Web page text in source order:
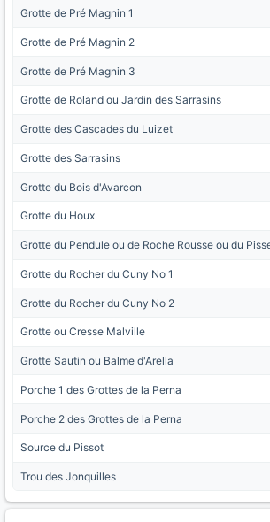
Grotte de Pré Magnin 1
Grotte de Pré Magnin 2
Grotte de Pré Magnin 3
Grotte de Roland ou Jardin des Sarrasins
Grotte des Cascades du Luizet
Grotte des Sarrasins
Grotte du Bois d'Avarcon
Grotte du Houx
Grotte du Pendule ou de Roche Rousse ou du
Grotte du Rocher du Cuny No 1
Grotte du Rocher du Cuny No 2
Grotte ou Cresse Malville
Grotte Sautin ou Balme d'Arella
Porche 1 des Grottes de la Perna
Porche 2 des Grottes de la Perna
Source du Pissot
Trou des Jonquilles